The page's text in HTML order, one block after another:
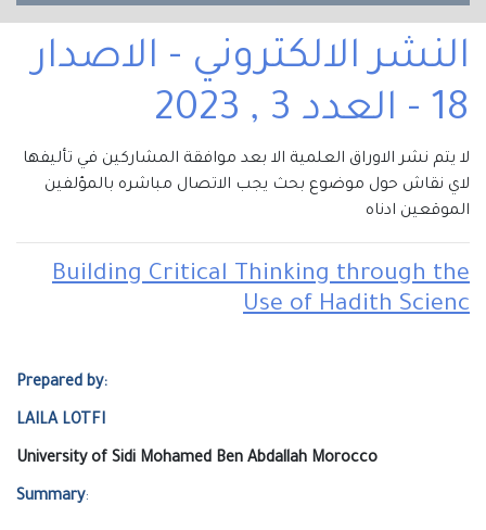
النشر الالكتروني - الاصدار
18 - العدد 3 , 2023
لا يتم نشر الاوراق العلمية الا بعد موافقة المشاركين في تأليفها
لاي نقاش حول موضوع بحث يجب الاتصال مباشره بالمؤلفين
الموقعين ادناه
Building Critical Thinking through the
Use of Hadith Scienc
Prepared by:
LAILA LOTFI
University of Sidi Mohamed Ben Abdallah Morocco
Summary: